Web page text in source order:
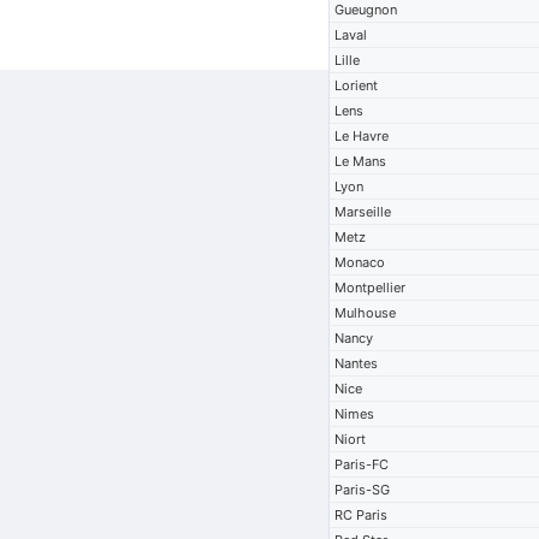
Gueugnon
Laval
Lille
Lorient
Lens
Le Havre
Le Mans
Lyon
Marseille
Metz
Monaco
Montpellier
Mulhouse
Nancy
Nantes
Nice
Nimes
Niort
Paris-FC
Paris-SG
RC Paris